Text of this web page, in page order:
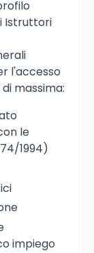
Istruttori
l'accesso
massima:
le
1994)
impiego